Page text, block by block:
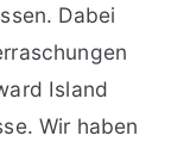
Dabei
Island
Wir haben